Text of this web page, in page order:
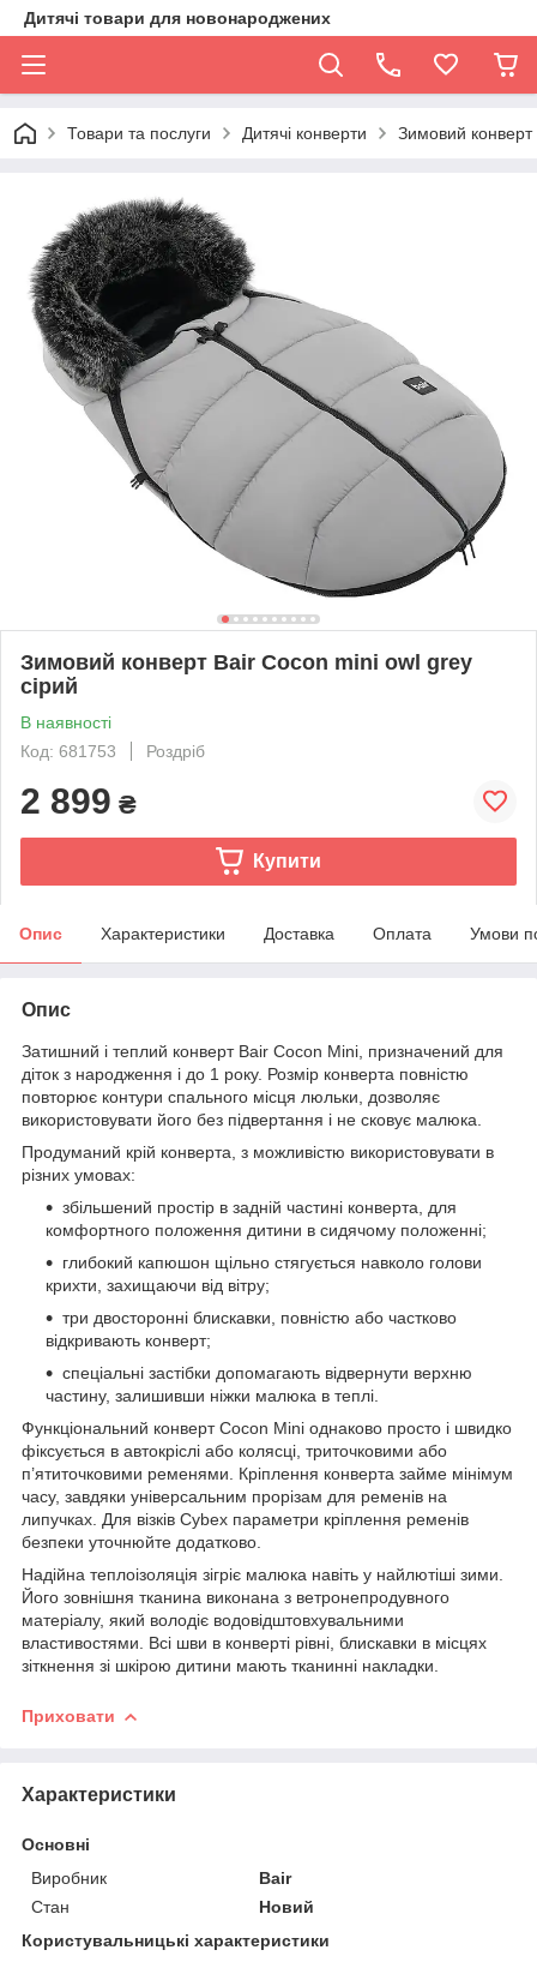
Дитячі товари для новонароджених
Товари та послуги Дитячі конверти Зимовий
Зимовий конверт Bair Cocon mini owl grey
сірий
В наявності
Код: 681753
Роздріб
2 899 ₴
Купити
Опис Характеристики Доставка Оплата Умови
Опис
Затишний і теплий конверт Bair Cocon Mini, призначений для
діток з народження і до 1 року. Розмір конверта повністю
повторює контури спального місця люльки, дозволяє
використовувати його без підвертання і не сковує малюка.
Продуманий крій конверта, з можливістю використовувати в
різних умовах:
збільшений простір в задній частині конверта, для
комфортного положення дитини в сидячому положенні;
глибокий капюшон щільно стягується навколо голови
крихти, захищаючи від вітру;
три двосторонні блискавки, повністю або частково
відкривають конверт;
спеціальні застібки допомагають відвернути верхню
частину, залишивши ніжки малюка в теплі.
Функціональний конверт Cocon Mini однаково просто і швидко
фіксується в автокріслі або колясці, триточковими або
п’ятиточковими ременями. Кріплення конверта займе мінімум
часу, завдяки універсальним прорізам для ременів на
липучках. Для візків Cybex параметри кріплення ременів
безпеки уточнюйте додатково.
Надійна теплоізоляція зігріє малюка навіть у найлютіші зими.
Його зовнішня тканина виконана з ветронепродувного
матеріалу, який володіє водовідштовхувальними
властивостями. Всі шви в конверті рівні, блискавки в місцях
зіткнення зі шкірою дитини мають тканинні накладки.
Приховати
Характеристики
Основні
Виробник
Bair
Стан
Новий
Користувальницькі характеристики